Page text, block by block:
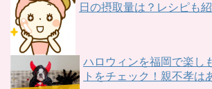
日の摂取量は？レシピも
ハロウィンを福岡で楽し
トをチェック！親不孝は